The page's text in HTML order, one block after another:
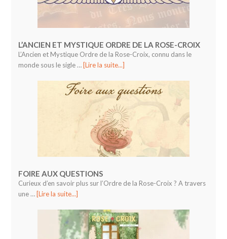
L’ANCIEN ET MYSTIQUE ORDRE DE LA ROSE-CROIX
L’Ancien et Mystique Ordre de la Rose-Croix, connu dans le
monde sous le sigle … [Lire la suite...]
FOIRE AUX QUESTIONS
Curieux d’en savoir plus sur l’Ordre de la Rose-Croix ? A travers
une … [Lire la suite...]